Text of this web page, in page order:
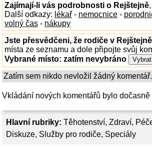
Hlavní rubriky: Těhotenství, Zdraví,
Diskuze, Služby pro rodiče, Speciály
Zajímají-li vás podrobnosti o Rejštejně
Další odkazy: lékař - nemocnice -
volný čas - nákupy
Jste přesvědčeni, že rodiče v
místa ze seznamu a dole připojte svůj
Vybrané místo: zatím nevybráno
Zatím sem nikdo nevložil žádný
Vkládání nových komentářů bylo dočasně